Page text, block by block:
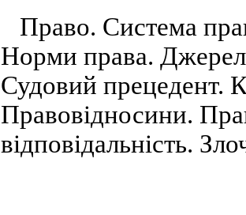
Право. Система
Норми права.
Судовий прецедент.
Правовідносини.
відповідальність.